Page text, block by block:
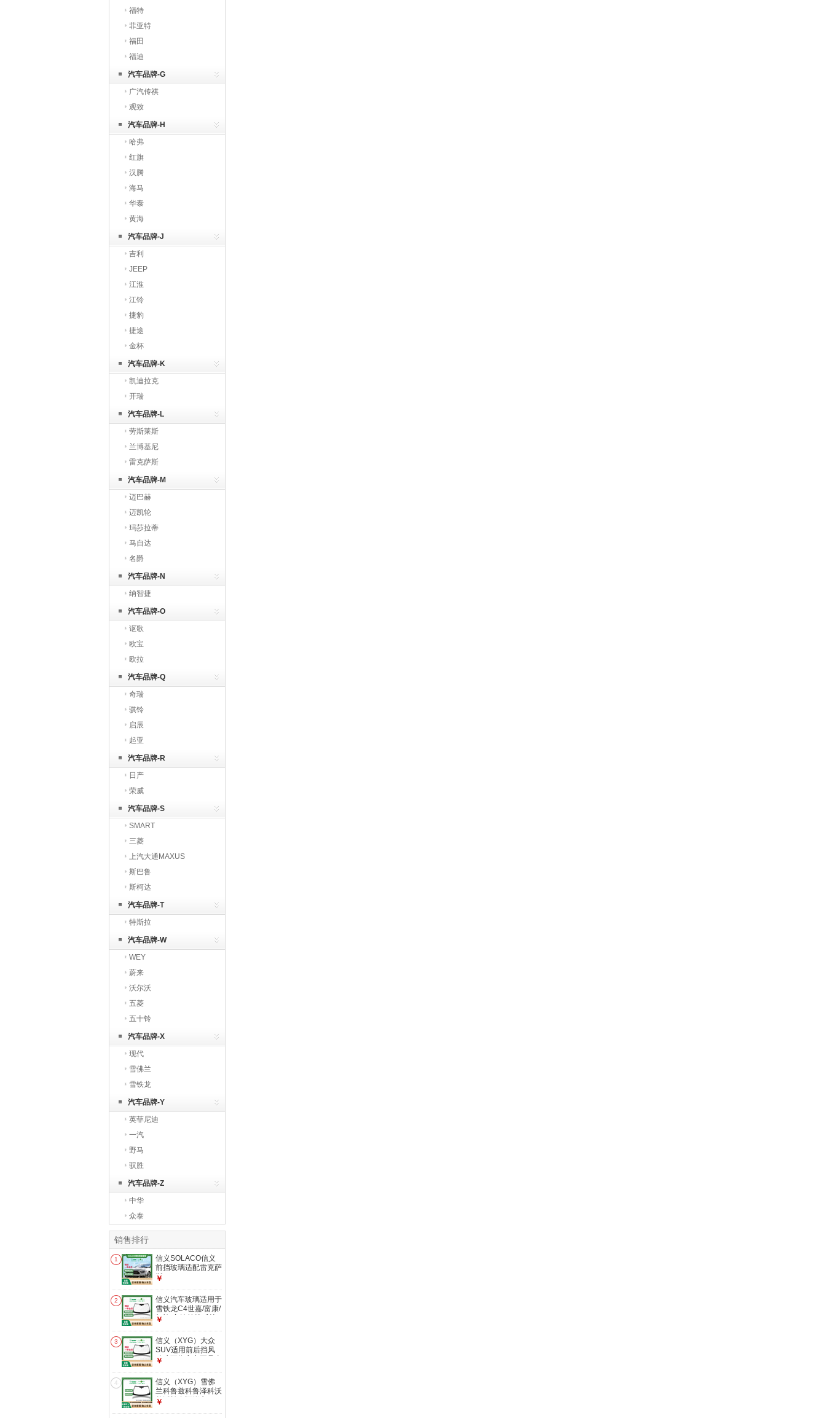
福特
菲亚特
福田
福迪
汽车品牌-G
广汽传祺
观致
汽车品牌-H
哈弗
红旗
汉腾
海马
华泰
黄海
汽车品牌-J
吉利
JEEP
江淮
江铃
捷豹
捷途
金杯
汽车品牌-K
凯迪拉克
开瑞
汽车品牌-L
劳斯莱斯
兰博基尼
雷克萨斯
汽车品牌-M
迈巴赫
迈凯轮
玛莎拉蒂
马自达
名爵
汽车品牌-N
纳智捷
汽车品牌-O
讴歌
欧宝
欧拉
汽车品牌-Q
奇瑞
骐铃
启辰
起亚
汽车品牌-R
日产
荣威
汽车品牌-S
SMART
三菱
上汽大通MAXUS
斯巴鲁
斯柯达
汽车品牌-T
特斯拉
汽车品牌-W
WEY
蔚来
沃尔沃
五菱
五十铃
汽车品牌-X
现代
雪佛兰
雪铁龙
汽车品牌-Y
英菲尼迪
一汽
野马
驭胜
汽车品牌-Z
中华
众泰
销售排行
1
信义SOLACO信义
前挡玻璃适配雷克萨
斯CT200H/ES
换 ES系2013-2015
款 前挡玻璃安装
￥
2
信义汽车玻璃适用于
雪铁龙C4世嘉/富康/
凯旋/塞纳前挡后挡
前挡玻璃安装
￥
3
信义（XYG）大众
SUV适用前后挡风
玻璃更换官方正品全
前挡
￥
4
信义（XYG）雪佛
兰科鲁兹科鲁泽科沃
兹沃兰多迈锐宝XL
￥